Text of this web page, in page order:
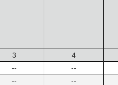
3
--
--
4
--
--